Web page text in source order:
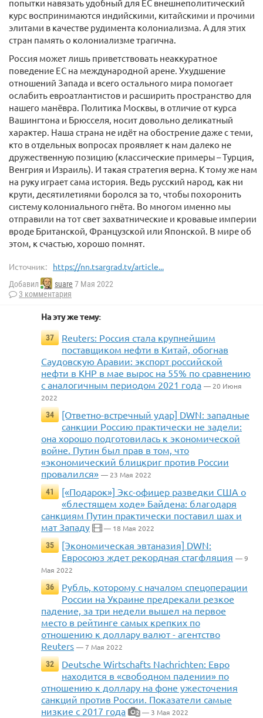
попытки навязать удобный для ЕС внешнеполитический
курс воспринимаются индийскими, китайскими и прочими
элитами в качестве рудимента колониализма. А для этих
стран память о колониализме трагична.
Россия может лишь приветствовать неаккуратное
поведение ЕС на международной арене. Ухудшение
отношений Запада и всего остального мира помогает
ослабить евроатлантистов и расширить пространство для
нашего манёвра. Политика Москвы, в отличие от курса
Вашингтона и Брюсселя, носит довольно деликатный
характер. Наша страна не идёт на обострение даже с теми,
кто в отдельных вопросах проявляет к нам далеко не
дружественную позицию (классические примеры – Турция,
Венгрия и Израиль). И такая стратегия верна. К тому же нам
на руку играет сама история. Ведь русский народ, как ни
крути, десятилетиями боролся за то, чтобы похоронить
систему колониального гнёта. Во многом именно мы
отправили на тот свет захватнические и кровавые империи
вроде Британской, Французской или Японской. В мире об
этом, к счастью, хорошо помнят.
Источник: https://nn.tsargrad.tv/article...
Добавил suare 7 Мая 2022
3 комментария
На эту же тему:
37
Reuters: Россия стала крупнейшим
поставщиком нефти в Китай, обогнав
Саудовскую Аравии: экспорт российской
нефти в КНР в мае вырос на 55% по сравнению
с аналогичным периодом 2021 года — 20 Июня
2022
34
[Ответно-встречный удар] DWN: западные
санкции Россию практически не задели:
она хорошо подготовилась к экономической
войне. Путин был прав в том, что
«экономический блицкриг против России
провалился» — 23 Мая 2022
41
[«Подарок»] Экс-офицер разведки США о
«блестящем ходе» Байдена: благодаря
санкциям Путин практически поставил шах и
мат Западу
— 18 Мая 2022
35
[Экономическая эвтаназия] DWN:
Евросоюз ждет рекордная стагфляция — 9
Мая 2022
36
Рубль, которому с началом спецоперации
России на Украине предрекали резкое
падение, за три недели вышел на первое
место в рейтинге самых крепких по
отношению к доллару валют - агентство
Reuters — 7 Мая 2022
32
Deutsche Wirtschafts Nachrichten: Евро
находится в «свободном падении» по
отношению к доллару на фоне ужесточения
санкций против России. Показатели самые
низкие с 2017 года
2 — 3 Мая 2022